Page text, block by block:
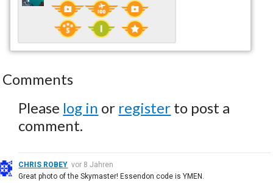
Comments
Please log in or register to post a
comment.
CHRIS ROBEY vor 8 Jahren
Great photo of the Skymaster! Essendon code is YMEN.